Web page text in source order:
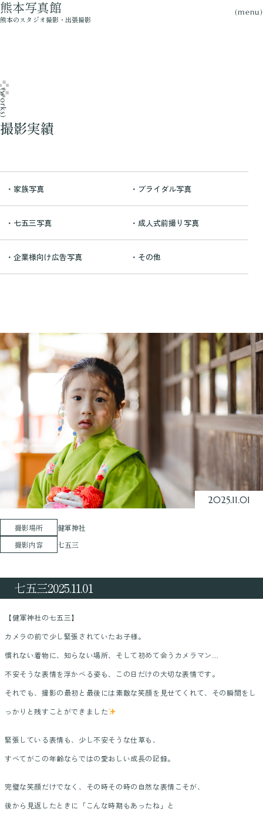
熊本写真館
熊本のスタジオ撮影・出張撮影
(menu)
撮影実績
・家族写真 ・ブライダル写真
・七五三写真 ・成人式前撮り写真
・企業様向け広告写真 ・その他
2025.11.01
撮影場所
健軍神社
撮影内容
七五三
七五三2025.11.01
【健軍神社の七五三】
カメラの前で少し緊張されていたお子様。
慣れない着物に、知らない場所、そして初めて会うカメラマン…
不安そうな表情を浮かべる姿も、この日だけの大切な表情です。
それでも、撮影の最初と最後には素敵な笑顔を見せてくれて、その瞬間をし
っかりと残すことができました
緊張している表情も、少し不安そうな仕草も、
すべてがこの年齢ならではの愛おしい成長の記録。
完璧な笑顔だけでなく、その時その時の自然な表情こそが、
後から見返したときに「こんな時期もあったね」と